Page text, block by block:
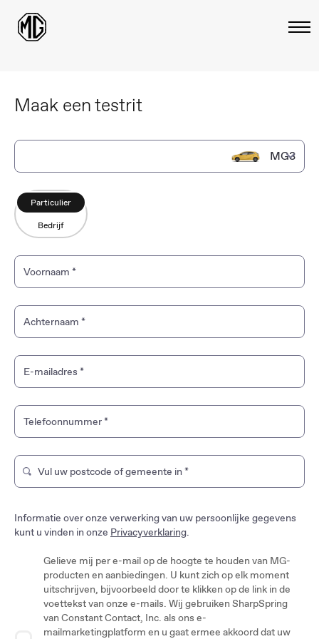
Maak een testrit
MG3
MG ZS
MG ZS Hybrid+
MG HS Hybrid+
MG HS PHEV
MG4 EV Urban
MG4 EV
MGS5 EV
MG CYBERSTER
Particulier
Bedrijf
Voornaam *
Achternaam *
E-mailadres *
Telefoonnummer*
Typ om te zoeken naar een merkwinkel. Gebruik de
Vul uw postcode of gemeente in*
Informatie over onze verwerking van uw persoonlijke gegevens
kunt u vinden in onze Privacyverklaring.
Gelieve mij per e-mail op de hoogte te houden van MG-
producten en aanbiedingen. U kunt zich op elk moment
uitschrijven, bijvoorbeeld door te klikken op de link in de
voettekst van onze e-mails. Wij gebruiken SharpSpring
van Constant Contact, Inc. als ons e-
mailmarketingplatform en u gaat ermee akkoord dat uw